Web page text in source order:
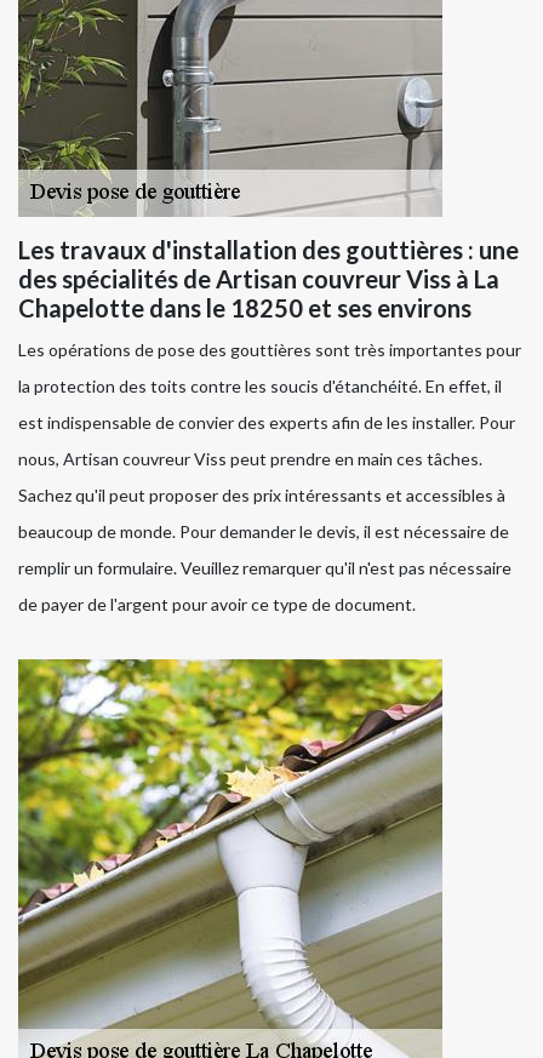
Les travaux d'installation des gouttières : une
des spécialités de Artisan couvreur Viss à La
Chapelotte dans le 18250 et ses environs
Les opérations de pose des gouttières sont très importantes pour
la protection des toits contre les soucis d'étanchéité. En effet, il
est indispensable de convier des experts afin de les installer. Pour
nous, Artisan couvreur Viss peut prendre en main ces tâches.
Sachez qu'il peut proposer des prix intéressants et accessibles à
beaucoup de monde. Pour demander le devis, il est nécessaire de
remplir un formulaire. Veuillez remarquer qu'il n'est pas nécessaire
de payer de l'argent pour avoir ce type de document.